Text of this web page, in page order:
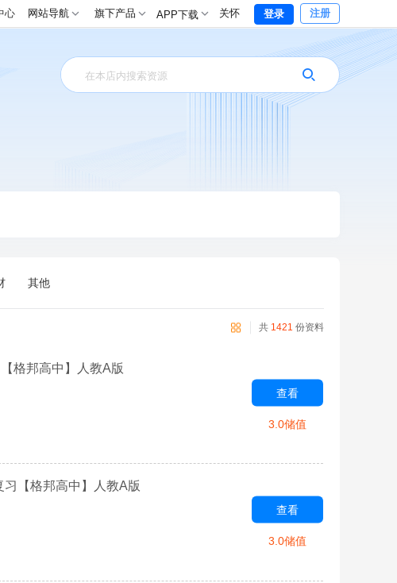
心 网站导航 旗下产品 APP下载 关怀 登录 注册
其他
共 1421 份资料
格邦高中】人教A版
查看
3.0储值
【格邦高中】人教A版
查看
3.0储值